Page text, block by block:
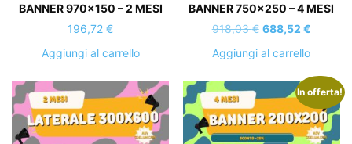
BANNER 970×150 – 2 MESI
196,72€
Aggiungi al carrello
BANNER 750×250 – 4 MESI
918,03€ Il
prezzo
era:
918,03 €.
688,52 €Il
688,52
Aggiungi al carrello
In offerta!